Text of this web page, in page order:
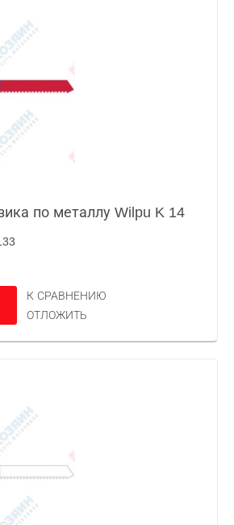
по металлу Wilpu K 14
К СРАВНЕНИЮ
ОТЛОЖИТЬ